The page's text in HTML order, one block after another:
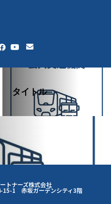
タイトル
トナーズ株式会社
15-1 赤坂ガーデンシティ3階